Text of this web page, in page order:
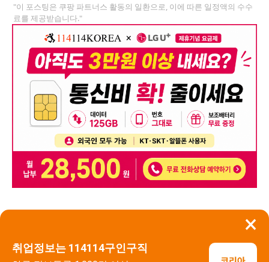
×
취업정보는 114114구인구직
"이 포스팅은 쿠팡 파트너스 활동의 일환으로, 이에 따른 일정액의 수수
료를 제공받습니다."